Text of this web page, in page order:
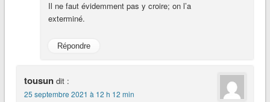
Il ne faut évidemment pas y croire; on l’a
exterminé.
Répondre
tousun dit :
25 septembre 2021 à 12 h 12 min